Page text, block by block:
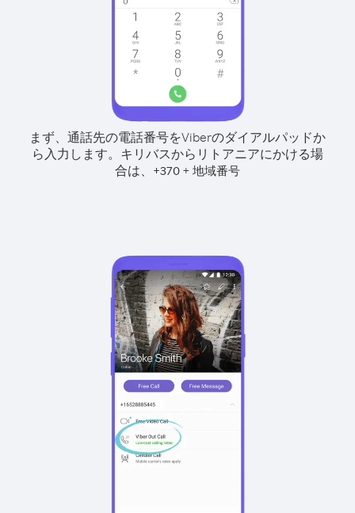
まず、通話先の電話番号をViberのダイアルパッドか
ら入力します。 キリバスからリトアニアにかける場
合は、 +370 + 地域番号